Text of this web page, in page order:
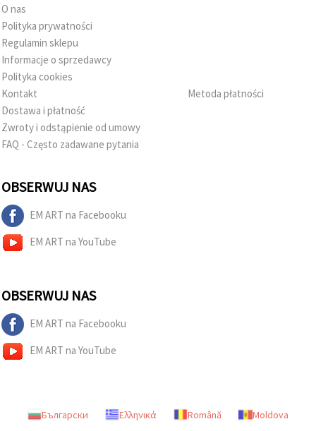
O nas
Polityka prywatności
Regulamin sklepu
Informacje o sprzedawcy
Polityka cookies
Kontakt
Dostawa i płatność
Zwroty i odstąpienie od umowy
FAQ - Często zadawane pytania
Metoda płatności
OBSERWUJ NAS
EM ART na Facebooku
EM ART na YouTube
OBSERWUJ NAS
EM ART na Facebooku
EM ART na YouTube
Български Ελληνικά Română
Moldova